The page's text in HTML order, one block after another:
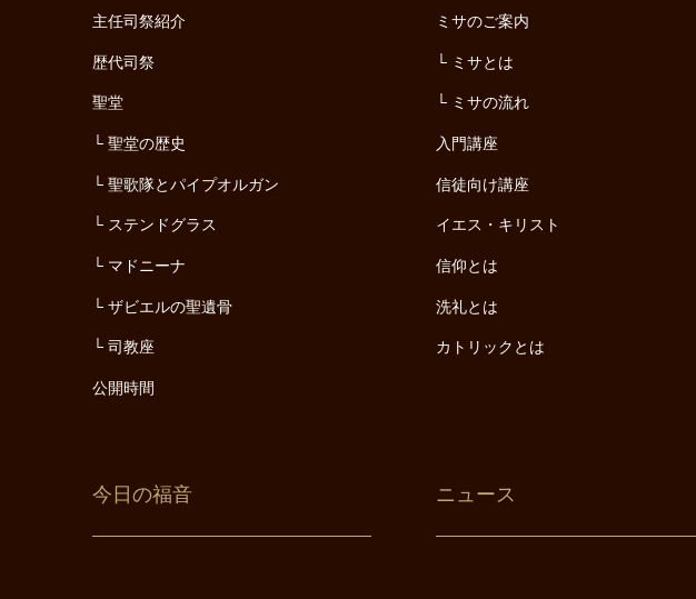
主任司祭紹介
歴代司祭
聖堂
聖堂の歴史
聖歌隊とパイプオルガン
ステンドグラス
マドニーナ
ザビエルの聖遺骨
司教座
公開時間
ミサのご案内
ミサとは
ミサの流れ
入門講座
信徒向け講座
イエス・キリスト
信仰とは
洗礼とは
カトリックとは
今日の福音 ニュース